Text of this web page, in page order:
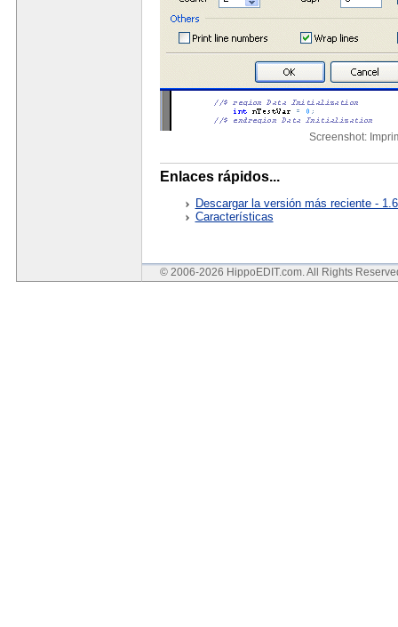
Screenshot:
Enlaces rápidos...
Descargar la versión más reciente -
Características
© 2006-2026 HippoEDIT.com. All Rights